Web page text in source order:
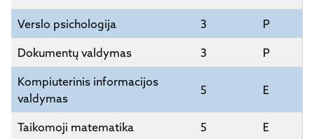
Verslo psichologija 3 P
Dokumentų valdymas 3 P
Kompiuterinis informacijos
valdymas
5 E
Taikomoji matematika 5 E